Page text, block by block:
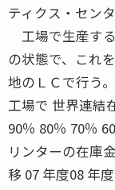
ティクス・セン
工場で生産す
の状態で、これ
地のＬＣで行う。
工場で 世界連結
90％ 80％ 70％
リンターの在庫
移 07 年度08 年